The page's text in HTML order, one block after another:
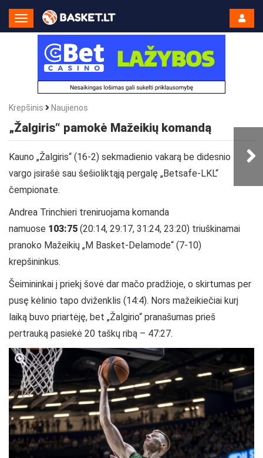
Toggle
Navigation
Krepšinis Naujienos
„Žalgiris“ pamokė Mažeikių komandą
Kauno „Žalgiris“ (16-2) sekmadienio vakarą be didesnio
vargo įsirašė sau šešioliktąją pergalę „Betsafe-LKL“
čempionate.
Andrea Trinchieri treniruojama komanda
namuose 103:75 (20:14, 29:17, 31:24, 23:20) triuškinamai
pranoko Mažeikių „M Basket-Delamode“ (7-10)
krepšininkus.
Šeimininkai į priekį šovė dar mačo pradžioje, o skirtumas per
pusę kėlinio tapo dviženklis (14:4). Nors mažeikiečiai kurį
laiką buvo priartėję, bet „Žalgirio“ pranašumas prieš
pertrauką pasiekė 20 taškų ribą – 47:27.